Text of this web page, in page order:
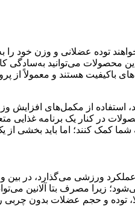
توده عضلانی و وزن خود
محصولات می‌توانید
باکیفیت هستند و معمولاً از
از مکمل‌های افزایش
در کنار یک برنامه
کمک کنند؛ اما باید بخشی
عملکرد ورزشی می‌گذارد، در
زیرا مصرف بتا آلانین
توده و حجم عضلات بدون چربی